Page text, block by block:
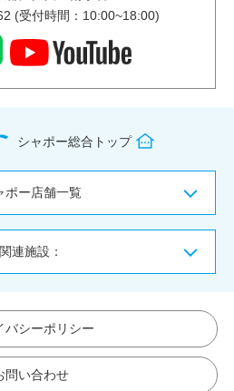
(受付時間：10:00~18:00)
シャポー総合トップ
ポー店舗一覧
関連施設：
バシーポリシー
問い合わせ